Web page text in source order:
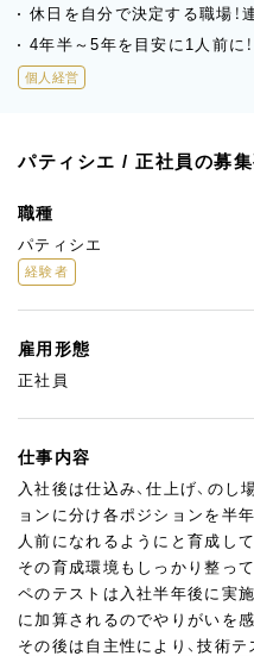
休日を自分で決定する職場
4年半～5年を目安に1人前に！
個人経営
パティシエ / 正社員の募
職種
パティシエ
経験者
雇用形態
正社員
仕事内容
入社後は仕込み、仕上げ、のし
ョンに分け各ポジションを半
人前になれるようにと育成して
その育成環境もしっかり整っ
ペのテストは入社半年後に実
に加算されるのでやりがいを感
その後は自主性により、技術